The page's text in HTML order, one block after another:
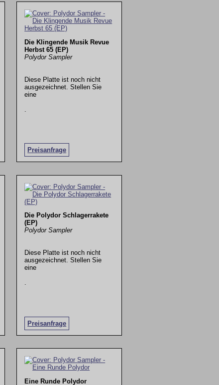
Die Klingende Musik Revue
Herbst 65 (EP)
Polydor Sampler
Diese Platte ist noch nicht
ausgezeichnet. Stellen Sie
eine
Preisanfrage
Die Polydor Schlagerrakete
(EP)
Polydor Sampler
Diese Platte ist noch nicht
ausgezeichnet. Stellen Sie
eine
Preisanfrage
.
Eine Runde Polydor